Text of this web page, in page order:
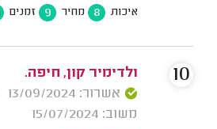
איכות 8 מחיר 9 זמנים
ולדימיר קון, חיפה.
אשרור: 13/09/2024
משוב: 15/07/2024
10